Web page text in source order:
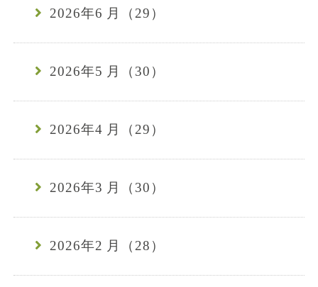
2026年6 月（29）
2026年5 月（30）
2026年4 月（29）
2026年3 月（30）
2026年2 月（28）